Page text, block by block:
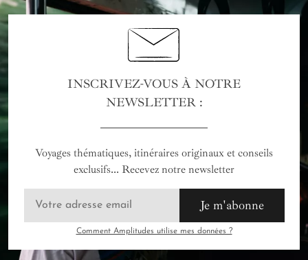
INSCRIVEZ-VOUS À NOTRE
NEWSLETTER :
Voyages thématiques, itinéraires originaux et conseils
exclusifs... Recevez notre newsletter
Je m'abonne
Comment Amplitudes utilise mes données ?